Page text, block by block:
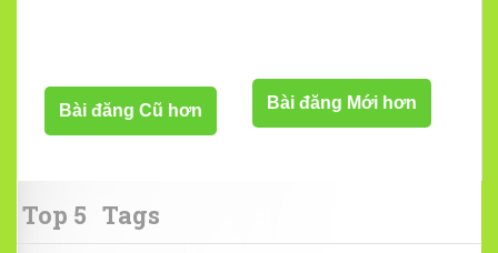
Bài đăng Mới hơn
Bài đăng Cũ hơn
Top 5 Tags